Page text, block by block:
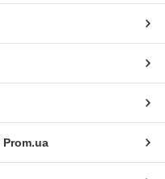
Prom.ua